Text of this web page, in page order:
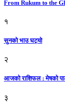
From Rukum to the
१
सुनको भाउ घट्याे
२
आजको राशिफल : मेषको
३